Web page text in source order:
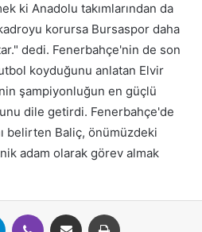
ki Anadolu takımlarından da
korursa Bursaspor daha
dedi. Fenerbahçe'nin de son
koyduğunu anlatan Elvir
şampiyonluğun en güçlü
dile getirdi. Fenerbahçe'de
belirten Baliç, önümüzdeki
adam olarak görev almak
Telegram Viber E-posta ile paylaş